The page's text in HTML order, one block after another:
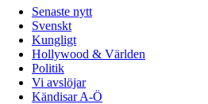
Senaste nytt
Svenskt
Kungligt
Hollywood & Världen
Politik
Vi avslöjar
Kändisar A-Ö